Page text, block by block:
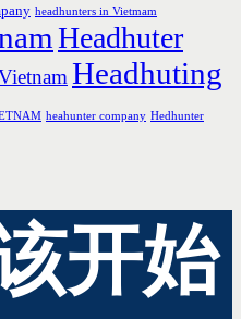
headhunters in Vietmam
Headhuter
Headhuting
heahunter company Hedhunter
开始